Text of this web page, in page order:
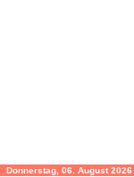
Donnerstag, 06. August 2026